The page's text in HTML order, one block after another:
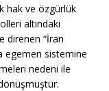
hak ve özgürlük
altındaki
direnen “İran
egemen sistemine
nedeni ile